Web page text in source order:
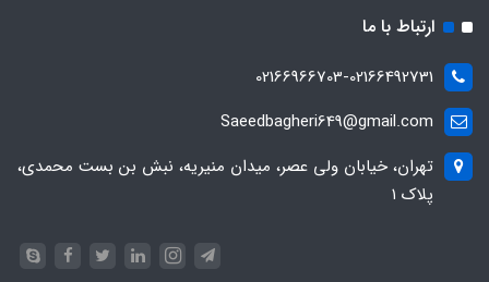
ارتباط با ما
02166966703-02166492731
Saeedbagheri649@gmail.com
تهران، خیابان ولی عصر، میدان منیریه، نبش بن بست محمدی،
پلاک ۱